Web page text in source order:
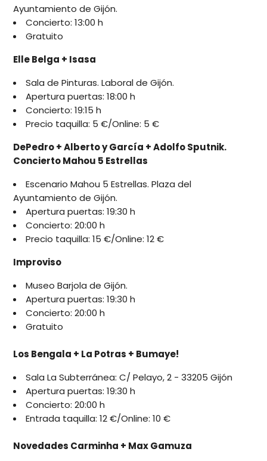
Ayuntamiento de Gijón.
Concierto: 13:00 h
Gratuito
Elle Belga + Isasa
Sala de Pinturas. Laboral de Gijón.
Apertura puertas: 18:00 h
Concierto: 19:15 h
Precio taquilla: 5 €/Online: 5 €
DePedro + Alberto y García + Adolfo Sputnik.
Concierto Mahou 5 Estrellas
Escenario Mahou 5 Estrellas. Plaza del
Ayuntamiento de Gijón.
Apertura puertas: 19:30 h
Concierto: 20:00 h
Precio taquilla: 15 €/Online: 12 €
Improviso
Museo Barjola de Gijón.
Apertura puertas: 19:30 h
Concierto: 20:00 h
Gratuito
Los Bengala + La Potras + Bumaye!
Sala La Subterránea: C/ Pelayo, 2 - 33205 Gijón
Apertura puertas: 19:30 h
Concierto: 20:00 h
Entrada taquilla: 12 €/Online: 10 €
Novedades Carminha + Max Gamuza